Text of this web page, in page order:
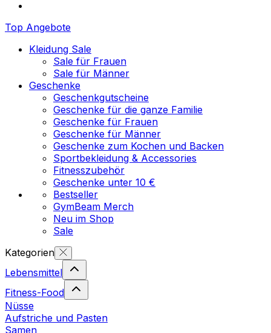
Top Angebote
Kleidung Sale
Sale für Frauen
Sale für Männer
Geschenke
Geschenkgutscheine
Geschenke für die ganze Familie
Geschenke für Frauen
Geschenke für Männer
Geschenke zum Kochen und Backen
Sportbekleidung & Accessories
Fitnesszubehör
Geschenke unter 10 €
Bestseller
GymBeam Merch
Neu im Shop
Sale
Kategorien
Lebensmittel
Fitness-Food
Nüsse
Aufstriche und Pasten
Samen